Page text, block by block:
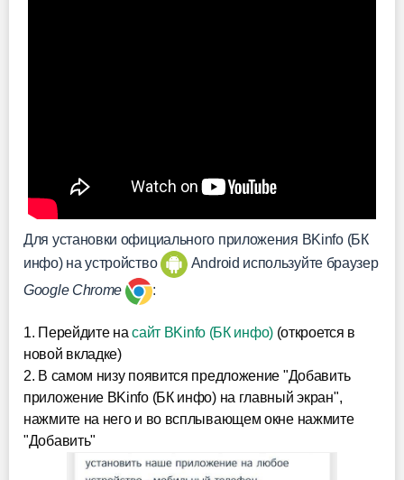
Для установки официального приложения BKinfo (БК
инфо) на устройство
Android используйте браузер
Google Chrome
:
1. Перейдите насайт BKinfo (БК инфо)(откроется в
новой вкладке)
2. В самом низу появится предложение "Добавить
приложение BKinfo (БК инфо) на главный экран",
нажмите на него и во всплывающем окне нажмите
"Добавить"